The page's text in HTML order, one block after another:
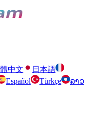
中文
日本語
Español Türkçe
ລາວ